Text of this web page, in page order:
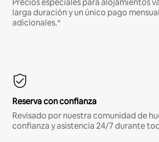
Precios especiales para alojamientos
larga duración y un único pago
adicionales.*
Reserva con confianza
Revisado por nuestra comunidad de
confianza y asistencia 24/7 durante